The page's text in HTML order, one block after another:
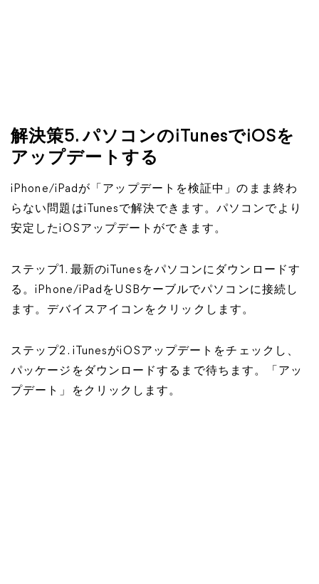
解決策5. パソコンのiTunesでiOSを
アップデートする
iPhone/iPadが「アップデートを検証中」のまま終わ
らない問題はiTunesで解決できます。パソコンでより
安定したiOSアップデートができます。
ステップ1. 最新のiTunesをパソコンにダウンロードす
る。iPhone/iPadをUSBケーブルでパソコンに接続し
ます。デバイスアイコンをクリックします。
ステップ2. iTunesがiOSアップデートをチェックし、
パッケージをダウンロードするまで待ちます。「アッ
プデート」をクリックします。